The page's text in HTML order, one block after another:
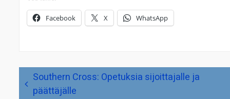
Facebook X WhatsApp
Artikkelien
selausSouthern Cross: Opetuksia sijoittajalle ja
päättäjälle